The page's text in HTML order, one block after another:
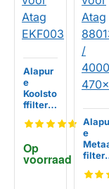
HUISMERK
Op
voorraad
Alapur
e
Koolsto
ffilter
kt voor
EKF00
3
e
filter
kt